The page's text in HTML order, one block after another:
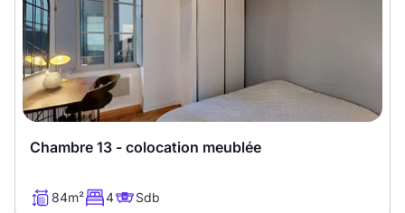
Chambre 13 - colocation meublée
84m² 4 Sdb